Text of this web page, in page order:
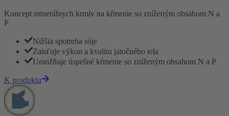
Koncept minerálnych krmív na kŕmenie so zníženým obsahom N a
P
Nižšia spotreba sóje
Zaisťuje výkon a kvalitu jatočného tela
Umožňuje úspešné kŕmenie so zníženým obsahom N a P
K produktu